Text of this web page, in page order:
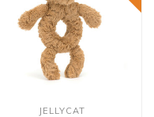
JELLYCAT